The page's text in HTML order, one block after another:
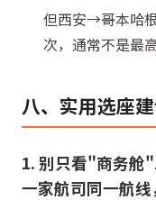
但西安→哥本哈
次，通常不是最
八、实用选座
1. 别只看"商务舱
一家航司同一航